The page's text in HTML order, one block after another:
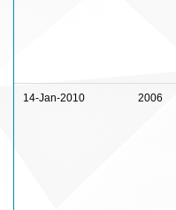
14-Jan-2010 2006